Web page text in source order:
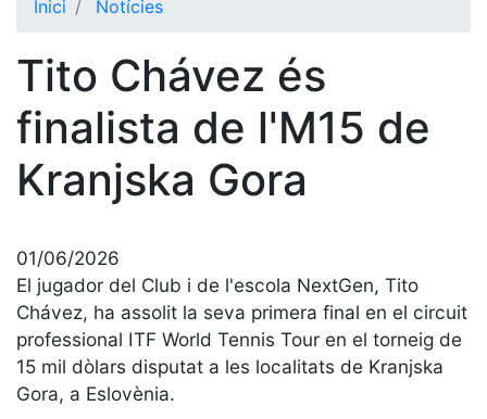
Història
La nostra
història
Cronologia
Presidents
Junta
directiva
Comissions
i comités
Estructura
Inici Notícies
Tito Chávez és
finalista de l'M15 de
Kranjska Gora
01/06/2026
El jugador del Club i de l'escola NextGen, Tito
Chávez, ha assolit la seva primera final en el circuit
professional ITF World Tennis Tour en el torneig de
15 mil dòlars disputat a les localitats de Kranjska
Gora, a Eslovènia.